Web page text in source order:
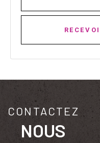
CONTACTEZ
NOUS